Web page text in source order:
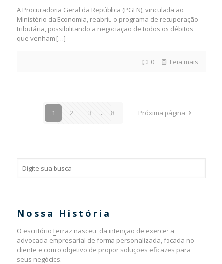
A Procuradoria Geral da República (PGFN), vinculada ao
Ministério da Economia, reabriu o programa de recuperação
tributária, possibilitando a negociação de todos os débitos
que venham […]
0 Leia mais
1 2 3 ... 8 Próxima página
Nossa História
O escritório Ferraz nasceu da intenção de exercer a
advocacia empresarial de forma personalizada, focada no
cliente e com o objetivo de propor soluções eficazes para
seus negócios.